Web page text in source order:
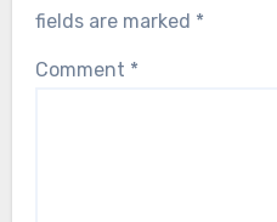
fields are marked *
Comment *